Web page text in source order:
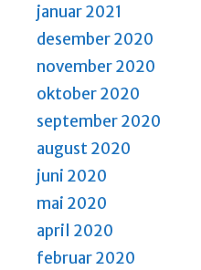
januar 2021
desember 2020
november 2020
oktober 2020
september 2020
august 2020
juni 2020
mai 2020
april 2020
februar 2020